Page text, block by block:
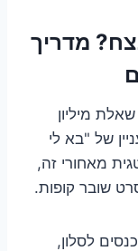
מדריך
מיליון
של "בא לי
מאחורי זה,
שובר קופות.
לסלון,